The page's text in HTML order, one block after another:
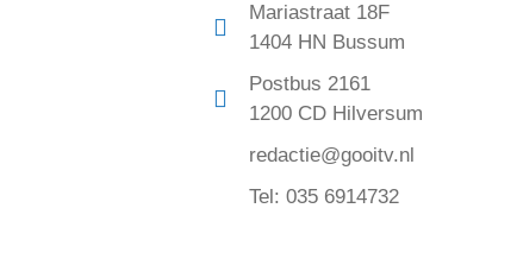
Mariastraat 18F
1404 HN Bussum
Postbus 2161
1200 CD Hilversum
redactie@gooitv.nl
Tel: 035 6914732